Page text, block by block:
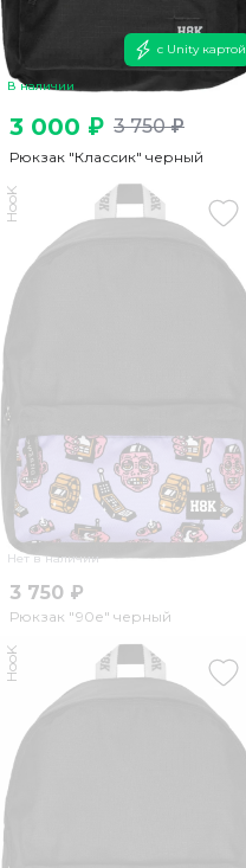
В наличии
с Unity картой
3 000 ₽ 3 750 ₽
Рюкзак "Классик" черный
Нет в наличии
HooK
3 750 ₽
Рюкзак "90е" черный
HooK